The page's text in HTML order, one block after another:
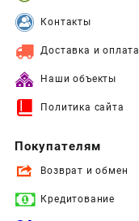
Контакты
Доставка и оплата
Наши объекты
Политика сайта
Покупателям
Возврат и обмен
Кредитование